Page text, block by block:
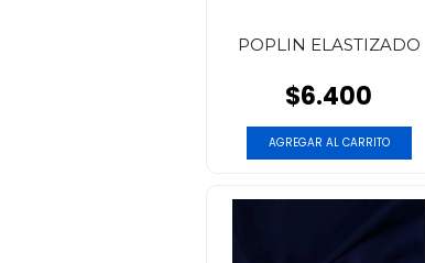
POPLIN ELASTIZADO
$6.400
AGREGAR AL CARRITO